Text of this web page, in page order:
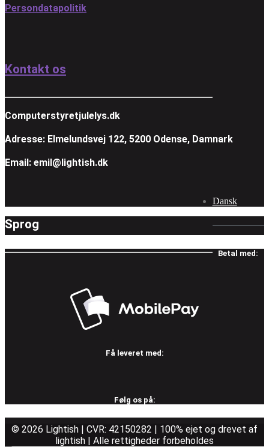
Persondatapolitik
Kontakt os
Computerstyretjulelys.dk
Adresse: Elmelundsvej 122, 5200 Odense, Damnark
Email: emil@lightish.dk
Sprog
Dansk
Betal med:
Få leveret med:
Følg os på:
© 2026 Lightish | CVR: 42150282 | 100% ejet og drevet af
lightish | Alle rettigheder forbeholdes